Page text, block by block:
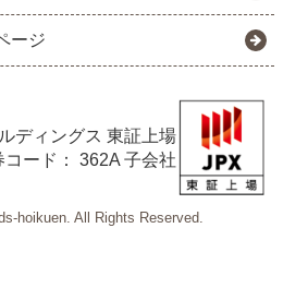
ージ
ディングス 東証上場
コード： 362A 子会社
hoikuen. All Rights Reserved.